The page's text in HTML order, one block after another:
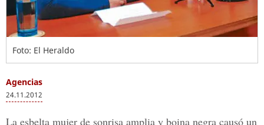
Foto: El Heraldo
Agencias
24.11.2012
La esbelta mujer de sonrisa amplia y boina negra causó un